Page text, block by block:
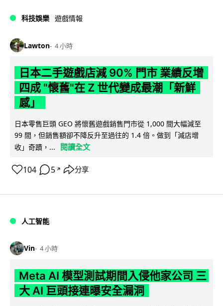
科技娛樂 遊戲情報
Lawton 4 小時
日本二手遊戲店減 90% 門市 業績反增
四成 "懷舊"在 Z 世代變成最潮「新鮮
感」
日本零售巨頭 GEO 將懷舊遊戲銷售門市從 1,000 間大幅減至
99 間，但銷售額卻不降反升至過往的 1.4 倍。做到「減店增
收」奇蹟，...
閱讀全文
104 5 ↗ 分享
人工智能
Vin 4 小時
Meta AI 模型測試期間入侵他家公司 三
大 AI 巨頭接連曝安全漏洞